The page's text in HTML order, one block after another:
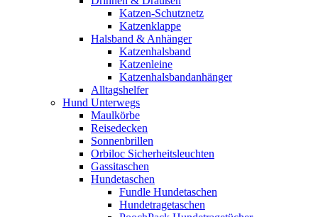
Katzen-Schutznetz
Katzenklappe
Halsband & Anhänger
Katzenhalsband
Katzenleine
Katzenhalsbandanhänger
Alltagshelfer
Hund Unterwegs
Maulkörbe
Reisedecken
Sonnenbrillen
Orbiloc Sicherheitsleuchten
Gassitaschen
Hundetaschen
Fundle Hundetaschen
Hundetragetaschen